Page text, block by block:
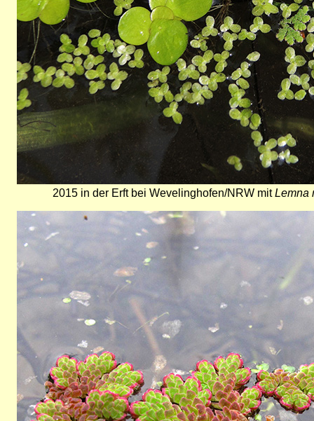
2015 in der Erft bei Wevelinghofen/NRW mitLemna
Bild